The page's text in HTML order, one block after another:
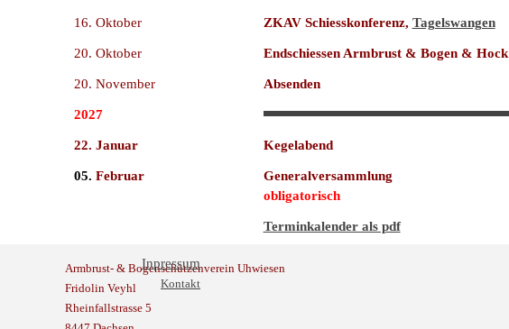
16. Oktober ZKAV Schiesskonferenz, Tagelswangen
20. Oktober Endschiessen Armbrust & Bogen & Hock
20. November Absenden
2027
22. Januar Kegelabend
05. Februar
Generalversammlung
obligatorisch
Terminkalender als pdf
Inpressum
Kontakt
Armbrust- & Bogenschützenverein Uhwiesen
Fridolin Veyhl
Rheinfallstrasse 5